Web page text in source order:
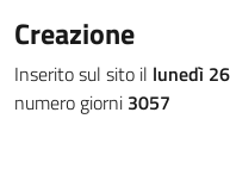
Creazione
Inserito sul sito il lunedì
numero giorni 3057